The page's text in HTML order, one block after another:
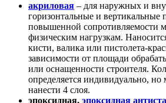
акриловая – для наружных и
горизонтальные и вертикальные
повышенной сопротивляемости
физическим нагрузкам.
кисти, валика или пистолета-
зависимости от площади
или оснащенности строителя.
определяется индивидуально,
нанести 4 слоя.
эпоксидная, эпоксидная